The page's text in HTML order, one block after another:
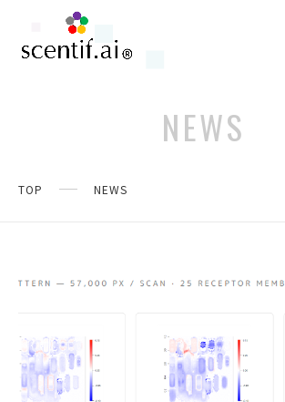
NEWS
TOP NEWS